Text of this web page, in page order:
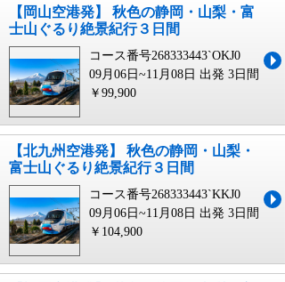
【岡山空港発】 秋色の静岡・山梨・富
士山ぐるり絶景紀行３日間
コース番号268333443`OKJ0
09月06日~11月08日 出発 3日間
￥99,900
【北九州空港発】 秋色の静岡・山梨・
富士山ぐるり絶景紀行３日間
コース番号268333443`KKJ0
09月06日~11月08日 出発 3日間
￥104,900